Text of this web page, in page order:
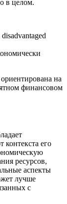
в целом.
на
финансовом
контекста его
ресурсов,
аспекты
лучше
с